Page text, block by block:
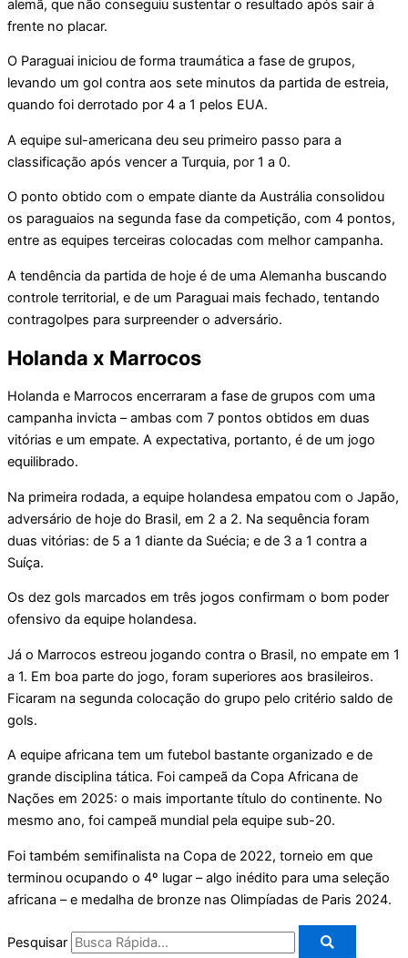
alemã, que não conseguiu sustentar o resultado após sair à
frente no placar.
O Paraguai iniciou de forma traumática a fase de grupos,
levando um gol contra aos sete minutos da partida de estreia,
quando foi derrotado por 4 a 1 pelos EUA.
A equipe sul-americana deu seu primeiro passo para a
classificação após vencer a Turquia, por 1 a 0.
O ponto obtido com o empate diante da Austrália consolidou
os paraguaios na segunda fase da competição, com 4 pontos,
entre as equipes terceiras colocadas com melhor campanha.
A tendência da partida de hoje é de uma Alemanha buscando
controle territorial, e de um Paraguai mais fechado, tentando
contragolpes para surpreender o adversário.
Holanda x Marrocos
Holanda e Marrocos encerraram a fase de grupos com uma
campanha invicta – ambas com 7 pontos obtidos em duas
vitórias e um empate. A expectativa, portanto, é de um jogo
equilibrado.
Na primeira rodada, a equipe holandesa empatou com o Japão,
adversário de hoje do Brasil, em 2 a 2. Na sequência foram
duas vitórias: de 5 a 1 diante da Suécia; e de 3 a 1 contra a
Suíça.
Os dez gols marcados em três jogos confirmam o bom poder
ofensivo da equipe holandesa.
Já o Marrocos estreou jogando contra o Brasil, no empate em 1
a 1. Em boa parte do jogo, foram superiores aos brasileiros.
Ficaram na segunda colocação do grupo pelo critério saldo de
gols.
A equipe africana tem um futebol bastante organizado e de
grande disciplina tática. Foi campeã da Copa Africana de
Nações em 2025: o mais importante título do continente. No
mesmo ano, foi campeã mundial pela equipe sub-20.
Foi também semifinalista na Copa de 2022, torneio em que
terminou ocupando o 4º lugar – algo inédito para uma seleção
africana – e medalha de bronze nas Olimpíadas de Paris 2024.
Pesquisar